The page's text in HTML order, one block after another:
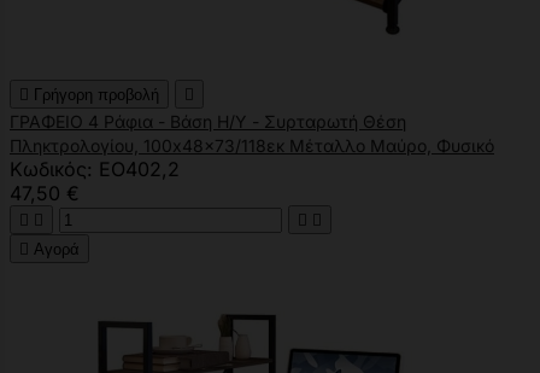
 Γρήγορη προβολή 
ΓΡΑΦΕΙΟ 4 Ράφια - Βάση Η/Υ - Συρταρωτή Θέση
Πληκτρολογίου, 100x48x73/118εκ Μέταλλο Μαύρο, Φυσικό
Κωδικός: ΕΟ402,2
47,50 €
   
 Αγορά